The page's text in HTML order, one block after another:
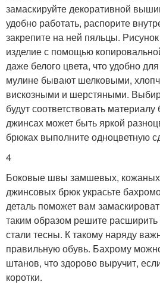
замаскируйте декоративной
удобно работать, распорите
закрепите на ней пяльцы.
изделие с помощью
даже белого цвета, что удобно
мулине бывают шелковыми,
вискозными и шерстяными.
будут соответствовать
джинсах может быть яркой
брюках выполните одноцветную
4
Боковые швы замшевых,
джинсовых брюк украсьте
деталь поможет вам
таким образом решите
стали тесны. К такому наряду
правильную обувь. Бахрому
штанов, что здорово выручит,
коротки.